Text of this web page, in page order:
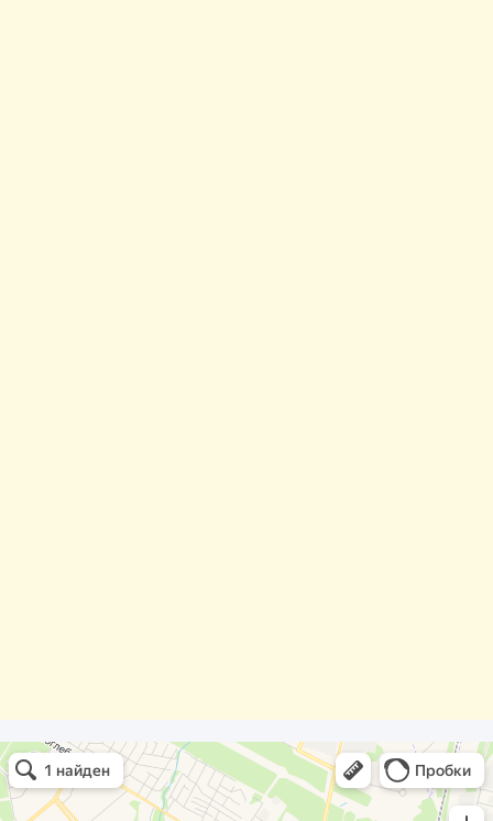
Олди Строй
Фасады и фасадные системы в Обнинске
Оргстекло, поликарбонат в Обнинске